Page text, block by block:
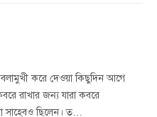
করে দেওয়া কিছুদিন আগে
রাখার জন্য যারা কবরে
সাহেবও ছিলেন। ত…